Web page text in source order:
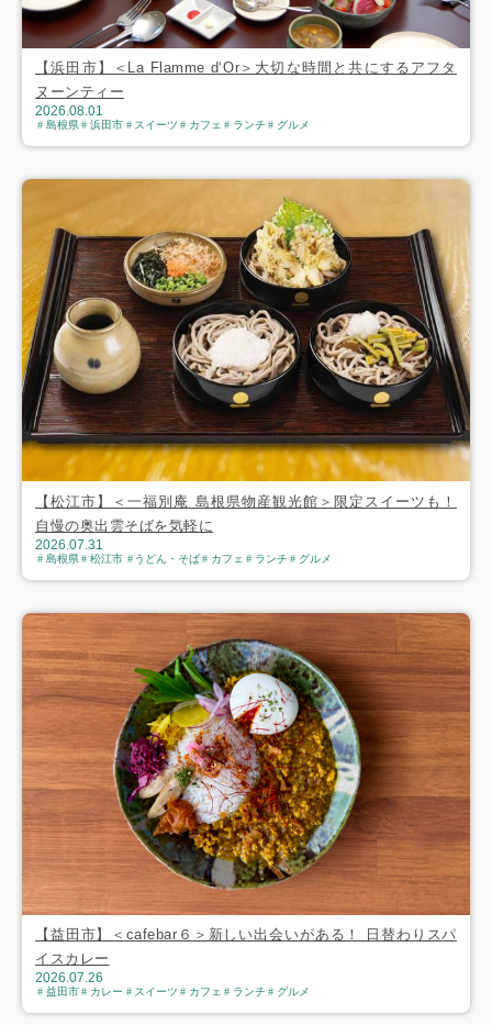
【浜田市】＜La Flamme d‘Or＞大切な時間と共にするアフタ
ヌーンティー
2026.08.01
島根県 浜田市 スイーツ カフェ ランチ グルメ
【松江市】＜一福別庵 島根県物産観光館＞限定スイーツも！
自慢の奥出雲そばを気軽に
2026.07.31
島根県 松江市 うどん・そば カフェ ランチ グルメ
【益田市】＜cafebar６＞新しい出会いがある！ 日替わりスパ
イスカレー
2026.07.26
益田市 カレー スイーツ カフェ ランチ グルメ